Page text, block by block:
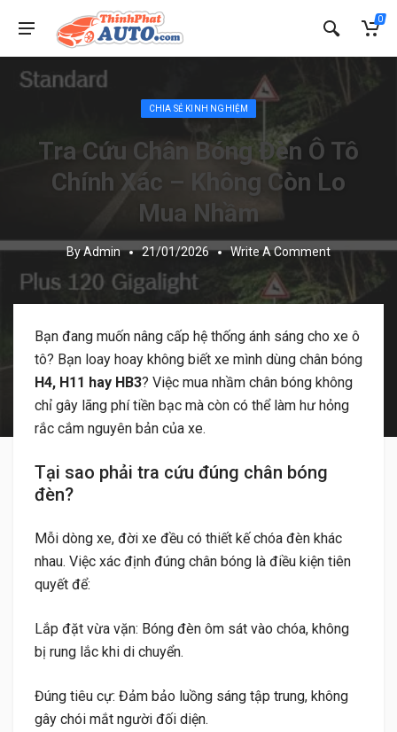
0
Posted in:
CHIA SẺ KINH NGHIỆM
Tra Cứu Chân Bóng Đèn Ô Tô
Chính Xác – Không Còn Lo
Mua Nhầm
ByAdmin 21/01/2026 Write A Comment
Bạn đang muốn nâng cấp hệ thống ánh sáng cho xe ô
tô? Bạn loay hoay không biết xe mình dùng chân bóng
H4, H11 hay HB3? Việc mua nhầm chân bóng không
chỉ gây lãng phí tiền bạc mà còn có thể làm hư hỏng
rắc cắm nguyên bản của xe.
Tại sao phải tra cứu đúng chân bóng
đèn?
Mỗi dòng xe, đời xe đều có thiết kế chóa đèn khác
nhau. Việc xác định đúng chân bóng là điều kiện tiên
quyết để:
Lắp đặt vừa vặn: Bóng đèn ôm sát vào chóa, không
bị rung lắc khi di chuyển.
Đúng tiêu cự: Đảm bảo luồng sáng tập trung, không
gây chói mắt người đối diện.